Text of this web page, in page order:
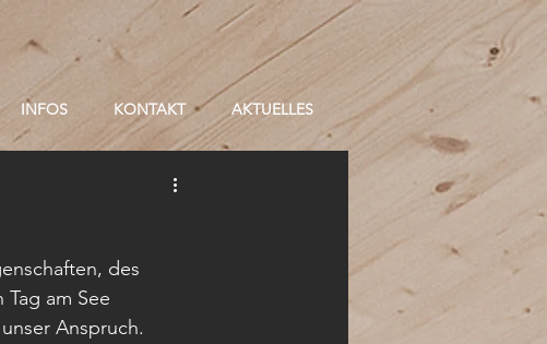
INFOS KONTAKT AKTUELLES
des
am See
Anspruch.